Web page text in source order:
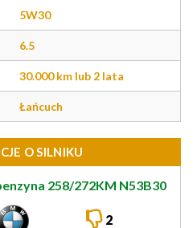
5W30
6.5
30.000 km lub 2 lata
Łańcuch
O SILNIKU
258/272KM N53B30
2